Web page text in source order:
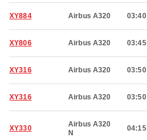
XY884 Airbus A320 03:40
XY806 Airbus A320 03:45
XY316 Airbus A320 03:50
XY316 Airbus A320 03:50
XY330
Airbus A320
N
04:15